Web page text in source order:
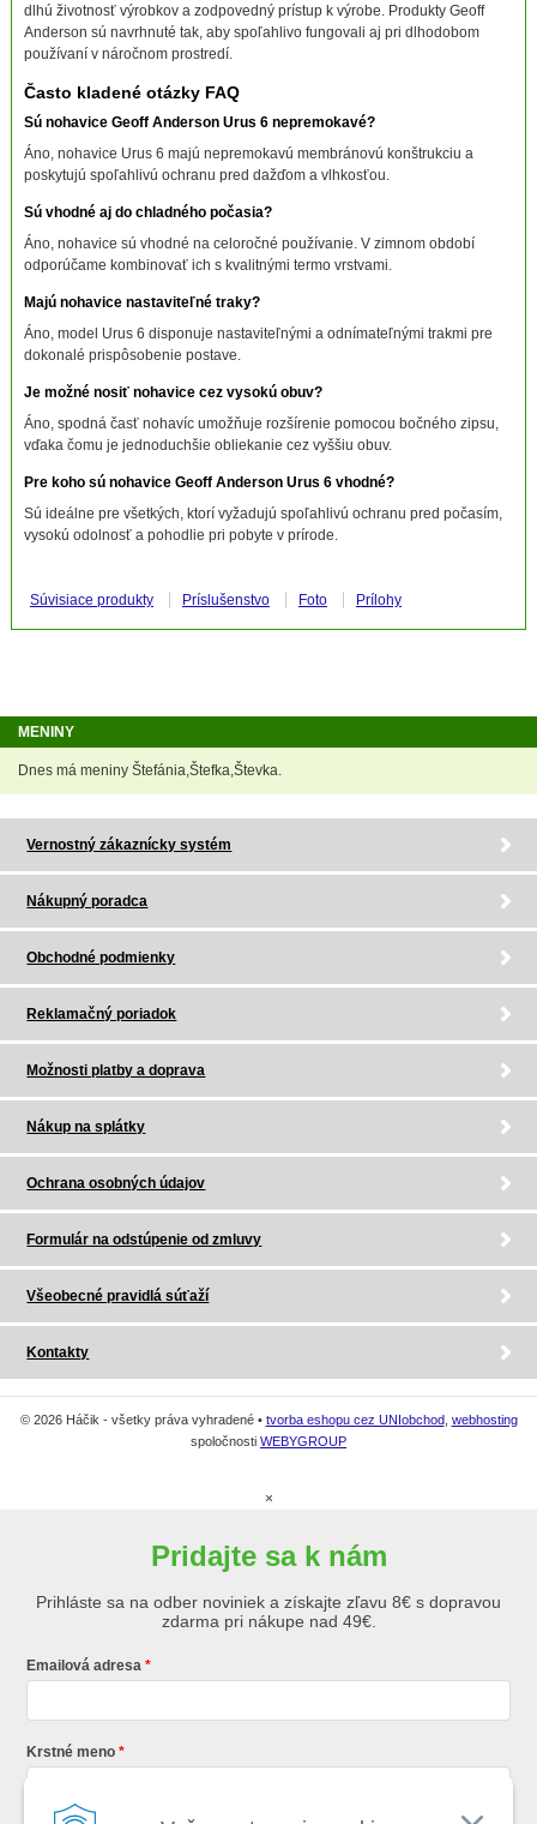
dlhú životnosť výrobkov a zodpovedný prístup k výrobe. Produkty Geoff
Anderson sú navrhnuté tak, aby spoľahlivo fungovali aj pri dlhodobom
používaní v náročnom prostredí.
Často kladené otázky FAQ
Sú nohavice Geoff Anderson Urus 6 nepremokavé?
Áno, nohavice Urus 6 majú nepremokavú membránovú konštrukciu a
poskytujú spoľahlivú ochranu pred dažďom a vlhkosťou.
Sú vhodné aj do chladného počasia?
Áno, nohavice sú vhodné na celoročné používanie. V zimnom období
odporúčame kombinovať ich s kvalitnými termo vrstvami.
Majú nohavice nastaviteľné traky?
Áno, model Urus 6 disponuje nastaviteľnými a odnímateľnými trakmi pre
dokonalé prispôsobenie postave.
Je možné nosiť nohavice cez vysokú obuv?
Áno, spodná časť nohavíc umožňuje rozšírenie pomocou bočného zipsu,
vďaka čomu je jednoduchšie obliekanie cez vyššiu obuv.
Pre koho sú nohavice Geoff Anderson Urus 6 vhodné?
Sú ideálne pre všetkých, ktorí vyžadujú spoľahlivú ochranu pred počasím,
vysokú odolnosť a pohodlie pri pobyte v prírode.
Súvisiace produkty Príslušenstvo Foto Prílohy
MENINY
Dnes má meniny Štefánia,Štefka,Števka.
Vernostný zákaznícky systém
Nákupný poradca
Obchodné podmienky
Reklamačný poriadok
Možnosti platby a doprava
Nákup na splátky
Ochrana osobných údajov
Formulár na odstúpenie od zmluvy
Všeobecné pravidlá súťaží
Kontakty
© 2026 Háčik - všetky práva vyhradené • tvorba eshopu cez UNIobchod, webhosting
spoločnosti WEBYGROUP
×
Pridajte sa k nám
Prihláste sa na odber noviniek a získajte zľavu 8€ s dopravou
zdarma pri nákupe nad 49€.
Emailová adresa
Krstné meno